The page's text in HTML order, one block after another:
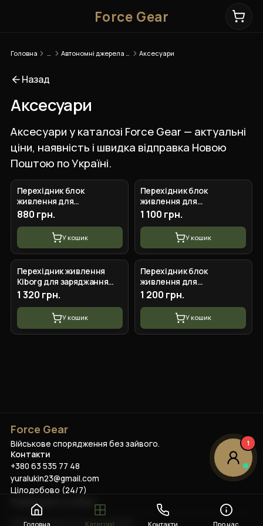
Force Gear
Головна Аксесуари
Назад
Аксесуари
Аксесуари у каталозі Force Gear — актуальні
ціни, наявність і швидка відправка Новою
Поштою по Україні.
Перехідник блок
живлення для
заряджання телефона від
fpv батареї 2 USB виходи
Kiborg
880 грн.
У кошик
Перехідник блок
живлення для
заряджання телефона від
fpv батареї 4 USB виходи
Kiborg
1 100 грн.
У кошик
Перехідник живлення
Kiborg для заряджання
телефона від FPV батареї
XT60 4xUSB + Type-C PD
1 320 грн.
У кошик
Перехідник блок
живлення для
заряджання телефона від
fpv батареї 2 USB + 1 TYPE -
C виходи Kiborg
1 200 грн.
У кошик
Force Gear
Військове спорядження без зайвого.
Контакти
+380 63 535 77 48
yuralukin23@gmail.com
Цілодобово (24/7)
Повернення та обмін
2026Force Gear . Усі права захищено.
Головна Категорії Контакти Про нас
1